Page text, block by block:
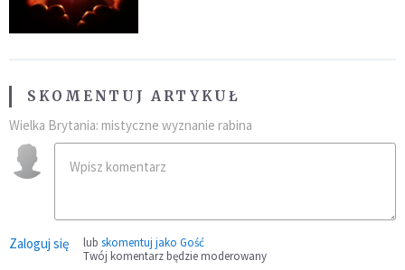
SKOMENTUJ ARTYKUŁ
Wielka Brytania: mistyczne wyznanie rabina
Zaloguj się lub skomentuj jako Gość
Twój komentarz będzie moderowany